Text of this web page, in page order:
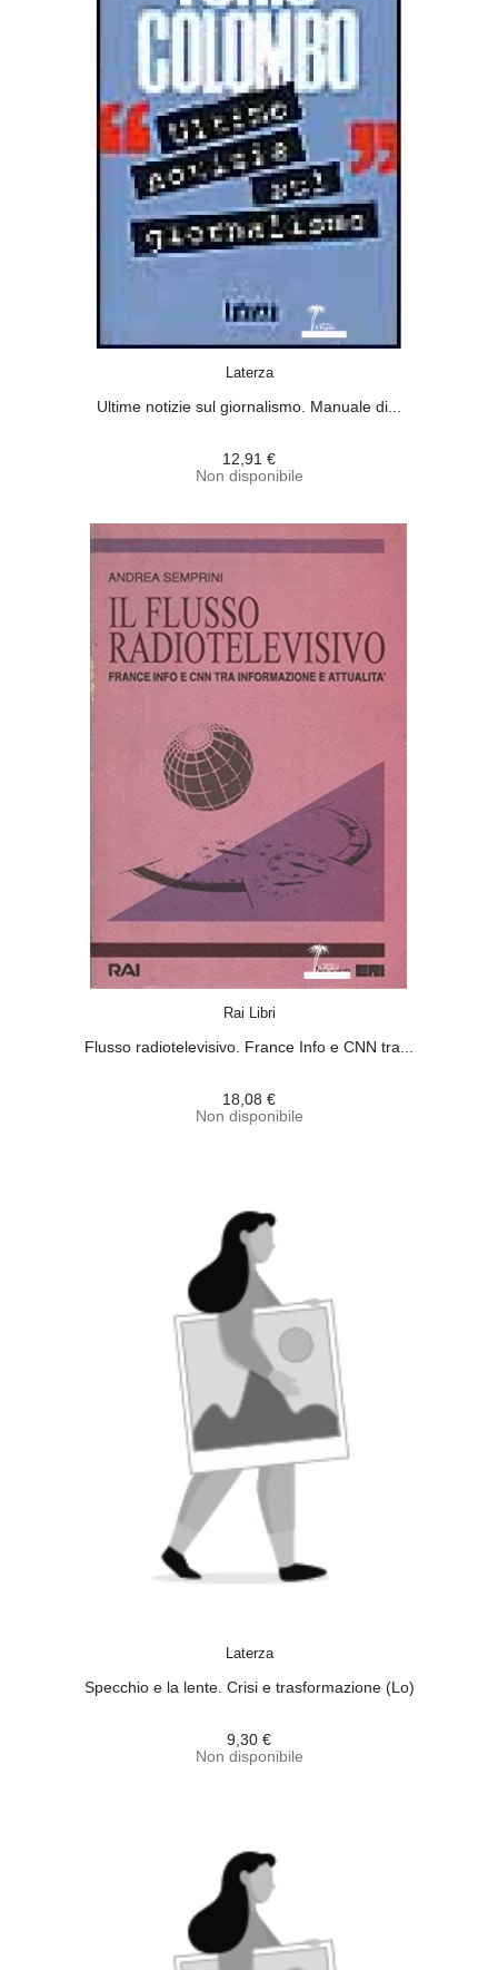
Laterza
Ultime notizie sul giornalismo. Manuale di...
12,91 €
Non disponibile
Rai Libri
Flusso radiotelevisivo. France Info e CNN tra...
18,08 €
Non disponibile
Laterza
Specchio e la lente. Crisi e trasformazione (Lo)
9,30 €
Non disponibile